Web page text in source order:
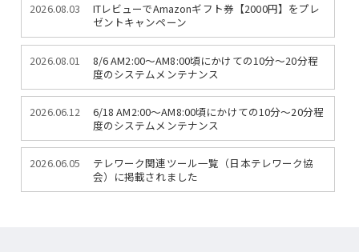
2026.08.03
ITレビューでAmazonギフト券【2000円】をプレ
ゼントキャンペーン
2026.08.01
8/6 AM2:00～AM8:00頃にかけての10分～20分程
度のシステムメンテナンス
2026.06.12
6/18 AM2:00～AM8:00頃にかけての10分～20分程
度のシステムメンテナンス
2026.06.05
テレワーク関連ツール一覧（日本テレワーク協
会）に掲載されました